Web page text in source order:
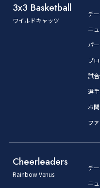
3x3 Basketball
ワイルドキャッツ
チ
ニ
パ
ブ
試
選
お
フ
Cheerleaders
Rainbow Venus
チ
ニ